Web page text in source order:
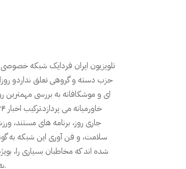
تلویزیون ایران فردایک شبکه
حزب دسته و گروهی تعلق نداردو
ای و موشکافانه به بررسی مهمترین
جاری روز، برنامه های مستند،
سلامت، و فن آوری این شبکه به
شده اند که مخاطبان بسیاری را،
به خود جذب کنند.